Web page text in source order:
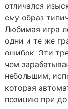
отличался
ему образ
Любимая игра
одни и те же
ошибок. Эти
чем
небольшим,
которая
позицию при